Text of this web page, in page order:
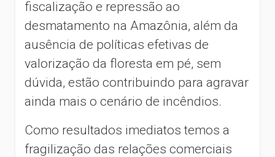
fiscalização e repressão ao
desmatamento na Amazônia, além da
ausência de políticas efetivas de
valorização da floresta em pé, sem
dúvida, estão contribuindo para agravar
ainda mais o cenário de incêndios.
Como resultados imediatos temos a
fragilização das relações comerciais